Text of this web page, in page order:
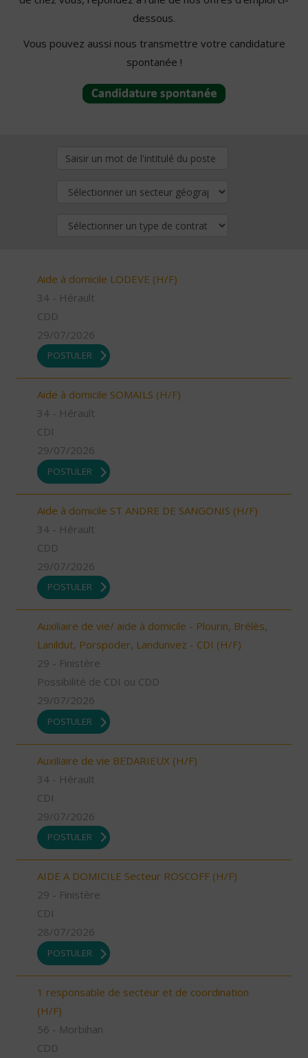
dessous.
Vous pouvez aussi nous transmettre votre candidature
spontanée !
Aide à domicile LODEVE (H/F)
34 - Hérault
CDD
29/07/2026
POSTULER
Aide à domicile SOMAILS (H/F)
34 - Hérault
CDI
29/07/2026
POSTULER
Aide à domicile ST ANDRE DE SANGONIS (H/F)
34 - Hérault
CDD
29/07/2026
POSTULER
Auxiliaire de vie/ aide à domicile - Plourin, Brélès,
Lanildut, Porspoder, Landunvez - CDI (H/F)
29 - Finistère
Possibilité de CDI ou CDD
29/07/2026
POSTULER
Auxiliaire de vie BEDARIEUX (H/F)
34 - Hérault
CDI
29/07/2026
POSTULER
AIDE A DOMICILE Secteur ROSCOFF (H/F)
29 - Finistère
CDI
28/07/2026
POSTULER
1 responsable de secteur et de coordination
(H/F)
56 - Morbihan
CDD